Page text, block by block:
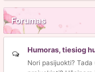
Forumas
Humoras, tiesiog
Nori pasijuokti?